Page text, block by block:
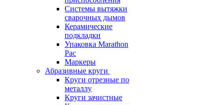
Системы вытяжки
сварочных дымов
Керамические
подкладки
Упаковка Marathon
Pac
Маркеры
Абразивные круги
Круги отрезные по
металлу
Круги зачистные